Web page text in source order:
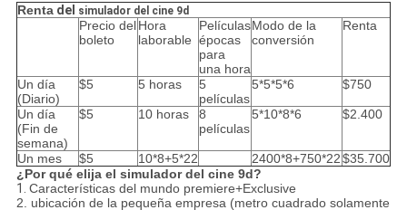
Rentadel simulador del cine 9d
Precio del
boleto
Hora
laborable
Películas
épocas
para
una hora
Modo de la
conversión
Renta
Un día
(Diario)
$5 5 horas
5
películas
5*5*5*6 $750
Un día
(Fin de
semana)
$5 10 horas
8
películas
5*10*8*6 $2.400
Un mes $5 10*8+5*22 2400*8+750*22$35.700
¿Por qué elija el simulador del cine 9d?
1. Características del mundo premiere+Exclusive
2. ubicación de la pequeña empresa (metro cuadrado solamente